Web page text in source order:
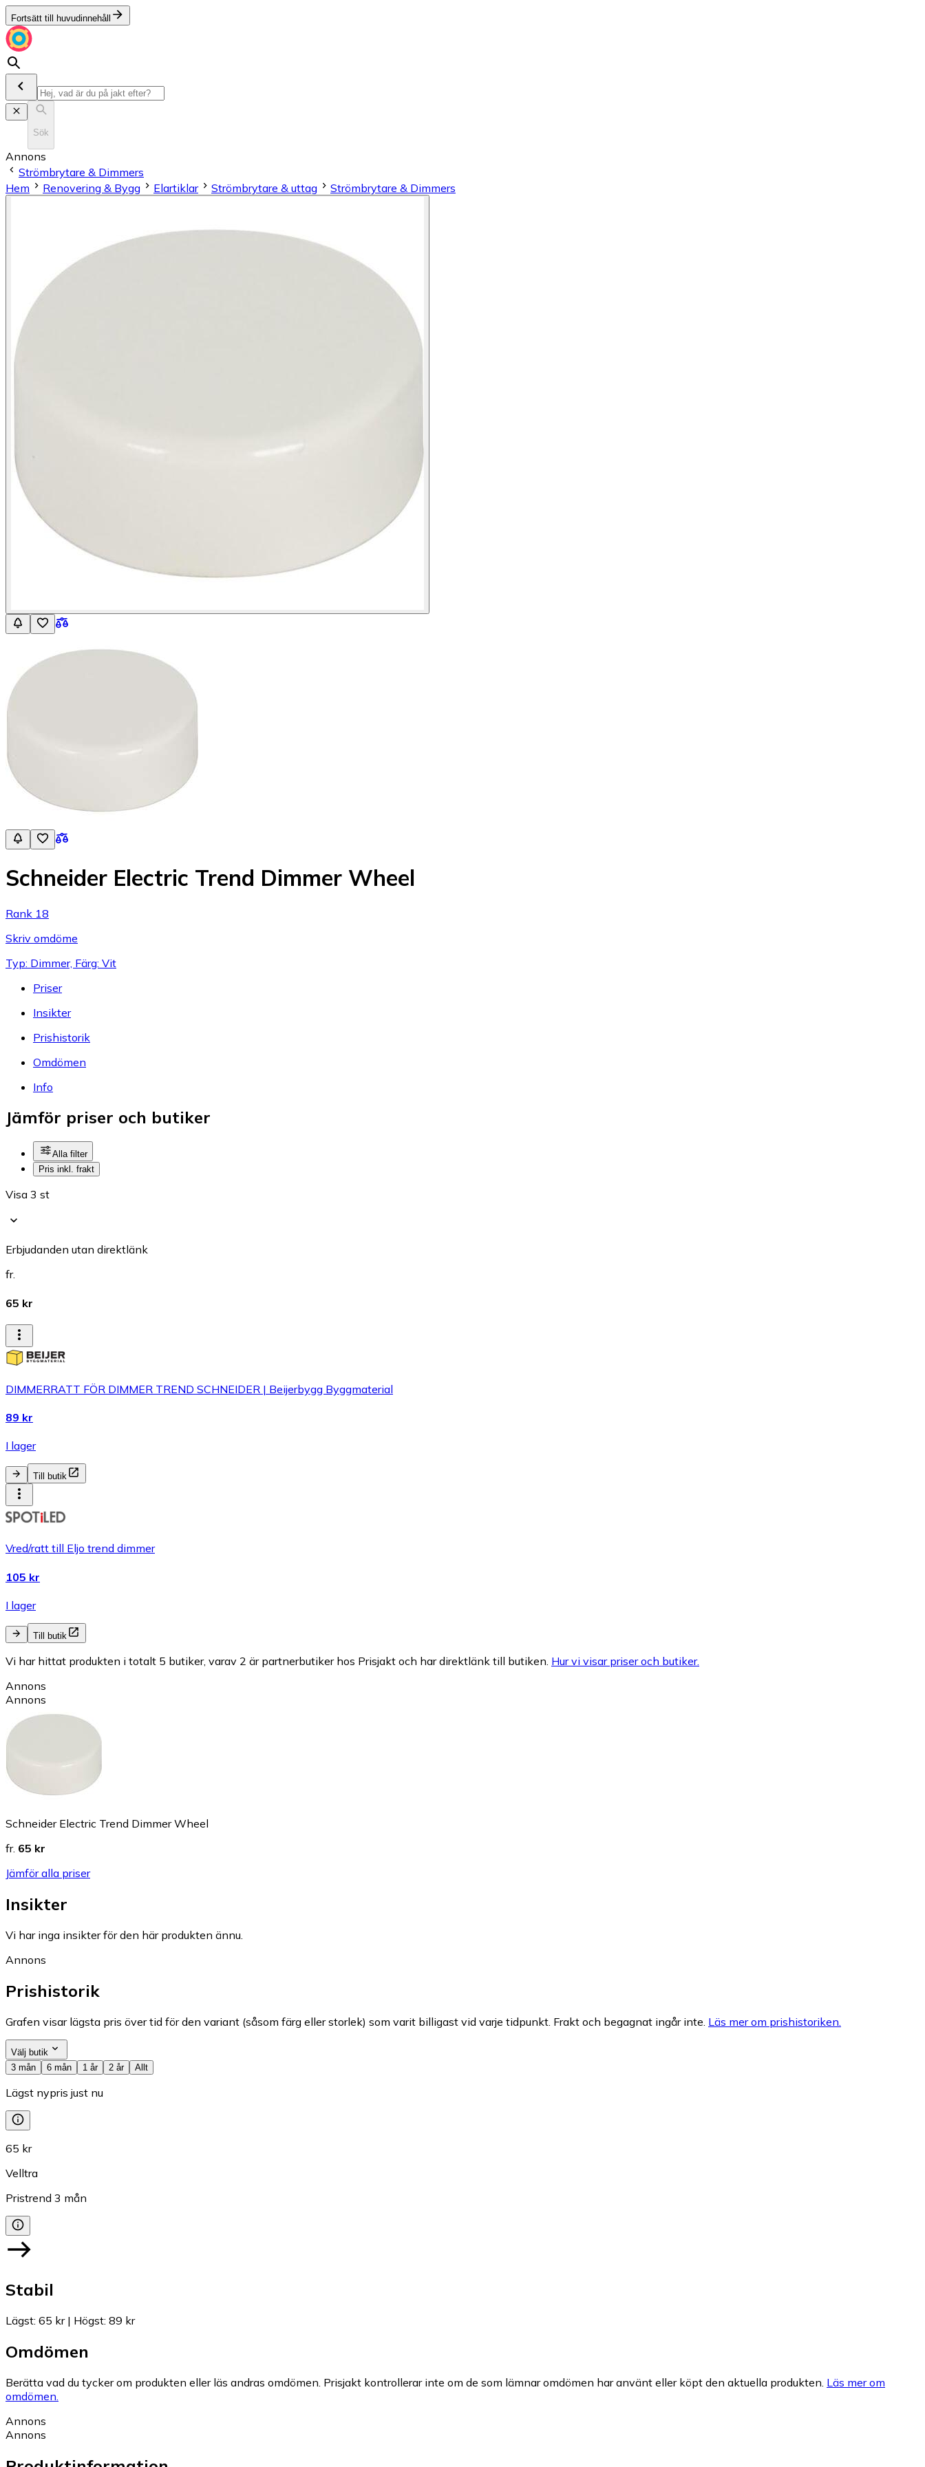
Fortsätt till huvudinnehåll
Sök
Annons
Strömbrytare & Dimmers
Hem
Renovering & Bygg Elartiklar Strömbrytare & uttag Strömbrytare & Dimmers
Schneider Electric Trend Dimmer Wheel
Rank 18
Skriv omdöme
Typ: Dimmer, Färg: Vit
Priser
Insikter
Prishistorik
Omdömen
Info
Jämför priser och butiker
Alla filter
Pris inkl. frakt
Visa 3 st
Erbjudanden utan direktlänk
fr.
65 kr
DIMMERRATT FÖR DIMMER TREND SCHNEIDER | Beijerbygg Byggmaterial
89 kr
I lager
Till butik
Vred/ratt till Eljo trend dimmer
105 kr
I lager
Till butik
Vi har hittat produkten i totalt 5 butiker, varav 2 är partnerbutiker hos Prisjakt och har direktlänk till butiken. Hur vi visar priser och butiker.
Annons
Annons
Schneider Electric Trend Dimmer Wheel
fr. 65 kr
Jämför alla priser
Insikter
Vi har inga insikter för den här produkten ännu.
Annons
Prishistorik
Grafen visar lägsta pris över tid för den variant (såsom färg eller storlek) som varit billigast vid varje tidpunkt. Frakt och begagnat ingår inte. Läs mer om prishistoriken.
Välj butik
3 mån
6 mån 1 år 2 år Allt
Lägst nypris just nu
65 kr
Velltra
Pristrend 3 mån
Stabil
Lägst: 65 kr| Högst: 89 kr
Omdömen
Berätta vad du tycker om produkten eller läs andras omdömen. Prisjakt kontrollerar inte om de som lämnar omdömen har använt eller köpt den aktuella produkten. Läs mer om
omdömen.
Annons
Annons